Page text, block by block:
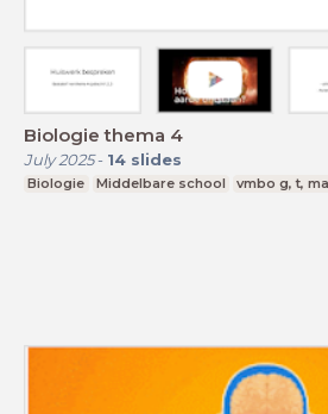
Biologie thema 4
July 2025- 14 slides
Biologie Middelbare school vmbo g, t,